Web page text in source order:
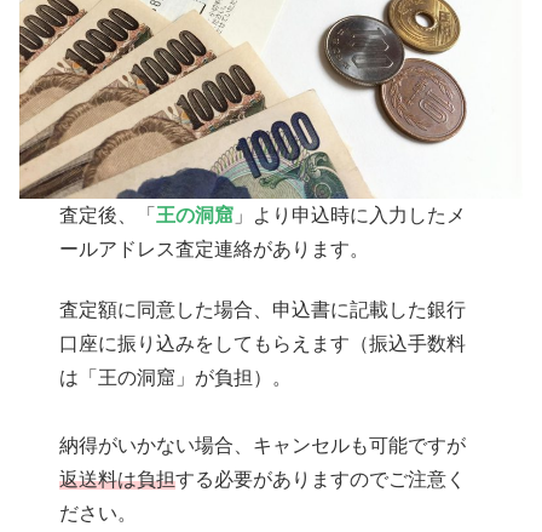
査定後、「 王の洞窟 」より申込時に入力したメ
ールアドレス査定連絡があります。
査定額に同意した場合、申込書に記載した銀行
口座に振り込みをしてもらえます（振込手数料
は「王の洞窟」が負担）。
納得がいかない場合、キャンセルも可能ですが
返送料は負担する必要がありますのでご注意く
ださい。